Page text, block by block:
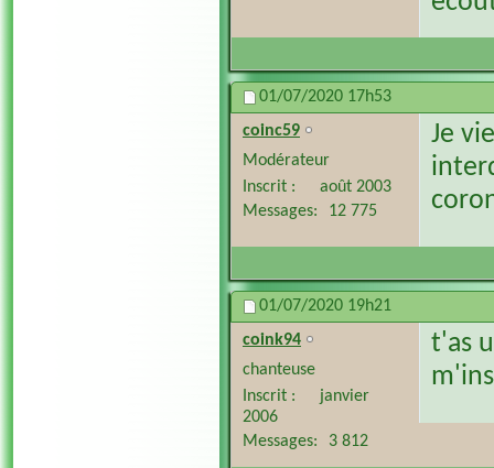
01/07/2020 17h53
coinc59
Modérateur
Inscrit
août 2003
Messages
12 775
Je
01/07/2020 19h21
coink94
chanteuse
Inscrit
janvier
2006
Messages
3 812
t'as